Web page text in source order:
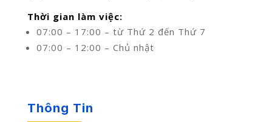
Thời gian làm việc:
07:00 – 17:00 – từ Thứ 2 đến Thứ 7
07:00 – 12:00 – Chủ nhật
Thông Tin